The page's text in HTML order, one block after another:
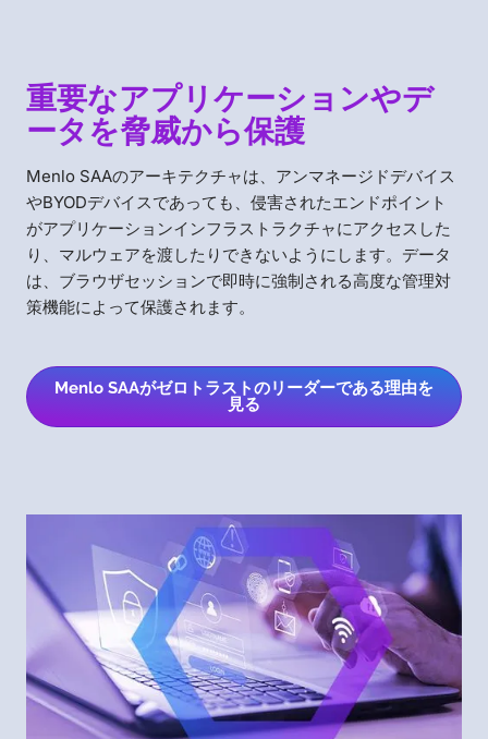
重要なアプリケーションやデ
ータを脅威から保護
Menlo SAAのアーキテクチャは、アンマネージドデバイス
やBYODデバイスであっても、侵害されたエンドポイント
がアプリケーションインフラストラクチャにアクセスした
り、マルウェアを渡したりできないようにします。データ
は、ブラウザセッションで即時に強制される高度な管理対
策機能によって保護されます。
Menlo SAAがゼロトラストのリーダーである理由を
見る